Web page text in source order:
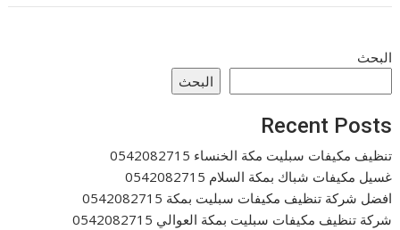
البحث
البحث
Recent Posts
تنظيف مكيفات سبليت مكة الخنساء 0542082715
غسيل مكيفات شباك بمكة السلام 0542082715
افضل شركة تنظيف مكيفات سبليت بمكة 0542082715
شركة تنظيف مكيفات سبليت بمكة العوالي 0542082715